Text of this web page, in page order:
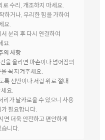
수리, 개조하지 마세요.
하거나, 무리한 힘을 가하여
요.
분리 후 다시 연결하여
요.
의 사항
을 올리면 파손이나 넘어짐의
꼭 지켜주세요.
록 선반이나 서랍 위로 절대
요.
리가 날카로울 수 있으니 사용
필요합니다.
면 더욱 안전하고 편안하게
니다.